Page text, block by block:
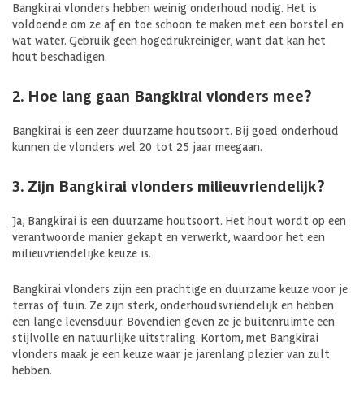
Bangkirai vlonders hebben weinig onderhoud nodig. Het is
voldoende om ze af en toe schoon te maken met een borstel en
wat water. Gebruik geen hogedrukreiniger, want dat kan het
hout beschadigen.
2. Hoe lang gaan Bangkirai vlonders mee?
Bangkirai is een zeer duurzame houtsoort. Bij goed onderhoud
kunnen de vlonders wel 20 tot 25 jaar meegaan.
3. Zijn Bangkirai vlonders milieuvriendelijk?
Ja, Bangkirai is een duurzame houtsoort. Het hout wordt op een
verantwoorde manier gekapt en verwerkt, waardoor het een
milieuvriendelijke keuze is.
Bangkirai vlonders zijn een prachtige en duurzame keuze voor je
terras of tuin. Ze zijn sterk, onderhoudsvriendelijk en hebben
een lange levensduur. Bovendien geven ze je buitenruimte een
stijlvolle en natuurlijke uitstraling. Kortom, met Bangkirai
vlonders maak je een keuze waar je jarenlang plezier van zult
hebben.